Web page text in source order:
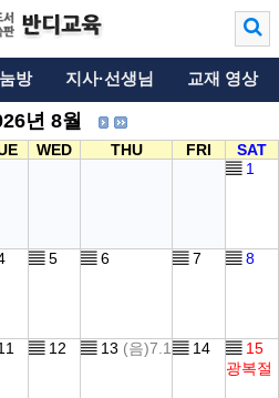
방 지사·선생님 교재 영상
년 8월
WED THU FRI
SAT
▤ 1
▤ 5 ▤ 6 ▤ 7 ▤ 8
▤ 12 ▤ 13 (음)7.1 ▤ 14 ▤ 15
광복절